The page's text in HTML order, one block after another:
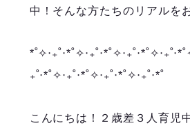
中！そんな方たちのリアルを
₊˚‧*˚✧︎‧₊˚‧*˚✧︎‧₊˚‧*˚✧︎‧₊˚‧*˚
こんにちは！２歳差３人育児